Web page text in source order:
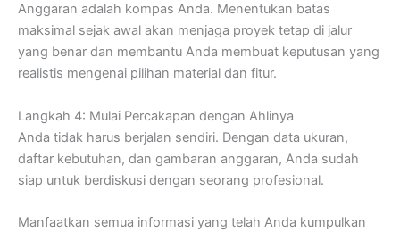
Anggaran adalah kompas Anda. Menentukan batas
maksimal sejak awal akan menjaga proyek tetap di jalur
yang benar dan membantu Anda membuat keputusan yang
realistis mengenai pilihan material dan fitur.
Langkah 4: Mulai Percakapan dengan Ahlinya
Anda tidak harus berjalan sendiri. Dengan data ukuran,
daftar kebutuhan, dan gambaran anggaran, Anda sudah
siap untuk berdiskusi dengan seorang profesional.
Manfaatkan semua informasi yang telah Anda kumpulkan